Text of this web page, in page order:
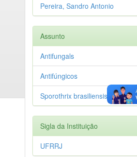
Pereira, Sandro Antonio
Assunto
Antifungals
Antifúngicos
Sporothrix brasiliensis
Sigla da Instituição
UFRRJ